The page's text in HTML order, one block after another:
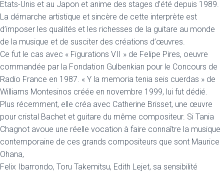
Etats-Unis et au Japon et anime des stages d’été depuis 1989.
La démarche artistique et sincère de cette interprète est
d’imposer les qualités et les richesses de la guitare au monde
de la musique et de susciter des créations d’œuvres.
Ce fut le cas avec « Figurations VII » de Felipe Pires, oeuvre
commandée par la Fondation Gulbenkian pour le Concours de
Radio France en 1987. « Y la memoria tenia seis cuerdas » de
Williams Montesinos créée en novembre 1999, lui fut dédié.
Plus récemment, elle créa avec Catherine Brisset, une œuvre
pour cristal Bachet et guitare du même compositeur. Si Tania
Chagnot avoue une réelle vocation à faire connaître la musique
contemporaine de ces grands compositeurs que sont Maurice
Ohana,
Felix Ibarrondo, Toru Takemitsu, Edith Lejet, sa sensibilité